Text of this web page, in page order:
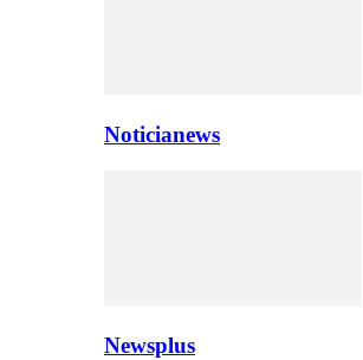
Noticianews
Newsplus